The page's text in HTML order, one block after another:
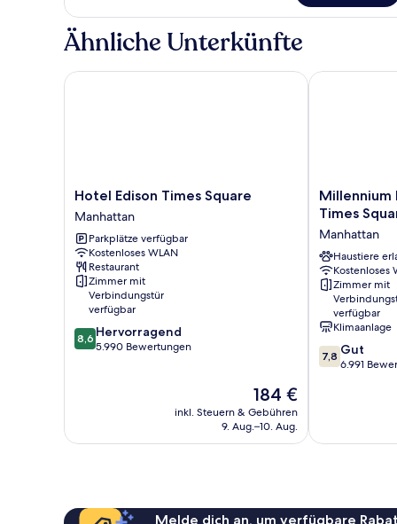
(Couture
Suite)
Ähnliche Unterkünfte
Hotel
Edison
Times
Square
Manhattan
Hotel Edison Times Square
Manhattan
Parkplätze verfügbar
Kostenloses WLAN
Restaurant
Zimmer mit
Verbindungstür
verfügbar
8.6
von
8,6 Hervorragend
5.990 Bewertungen
Der
Preis
beträgt
184 €
inkl. Steuern & Gebühren
9. Aug.–10. Aug.
Hotel Edison Times Square
Millennium
Hotel
Times
Square
Manhattan
Millennium
Times
Manhattan
Haustiere
Kostenloses
Zimmer mit
verfügbar
Klimaanlage
7.8
von
7,8 Gut
6.991
Millennium
Melde dich an, um verfügbare